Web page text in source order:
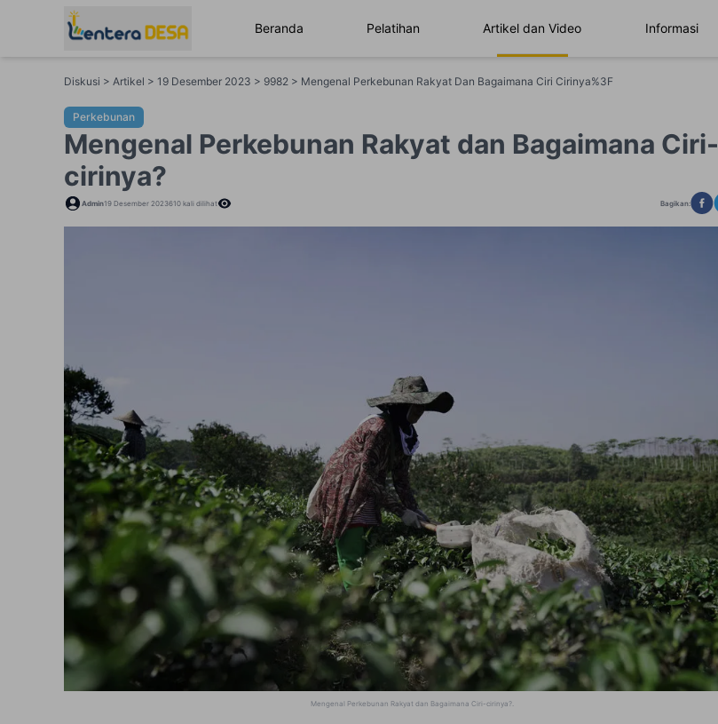
Beranda Pelatihan Artikel dan Video Informasi
Diskusi > Artikel > 19 Desember 2023 > 9982 > Mengenal Perkebunan Rakyat Dan Bagaimana Ciri Cirinya%3F
Perkebunan
Mengenal Perkebunan Rakyat dan Bagaimana Ciri-
cirinya?
Admin19 Desember 2023610 kali dilihat Bagikan:
Mengenal Perkebunan Rakyat dan Bagaimana Ciri-cirinya?.